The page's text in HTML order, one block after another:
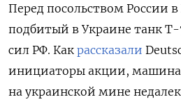
Перед посольством России
подбитый в Украине танк
сил РФ. Как рассказали
инициаторы акции, машина
на украинской мине